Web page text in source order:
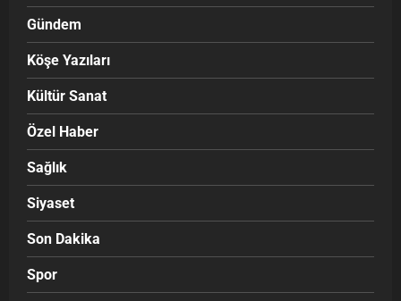
Gündem
Köşe Yazıları
Kültür Sanat
Özel Haber
Sağlık
Siyaset
Son Dakika
Spor